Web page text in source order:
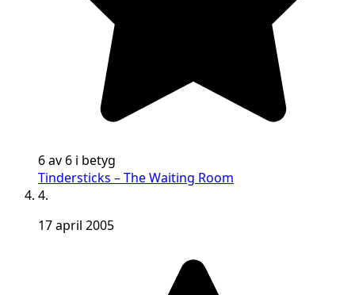
6 av 6 i betyg
Tindersticks – The Waiting Room
4.
17 april 2005